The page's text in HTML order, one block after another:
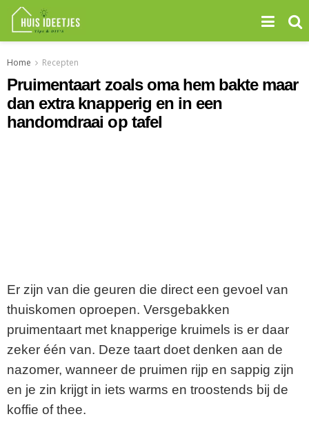
Home Recepten
Pruimentaart zoals oma hem bakte maar
dan extra knapperig en in een
handomdraai op tafel
Er zijn van die geuren die direct een gevoel van
thuiskomen oproepen. Versgebakken
pruimentaart met knapperige kruimels is er daar
zeker één van. Deze taart doet denken aan de
nazomer, wanneer de pruimen rijp en sappig zijn
en je zin krijgt in iets warms en troostends bij de
koffie of thee.